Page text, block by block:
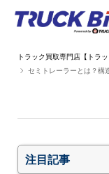
セミトレーラーとは？構
注目記事